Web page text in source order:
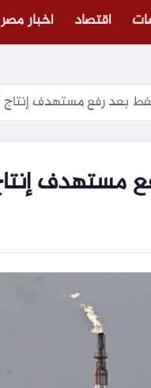
اقتصاد أخبار مصر
بعد رفع مستهدف إنتاج
مستهدف